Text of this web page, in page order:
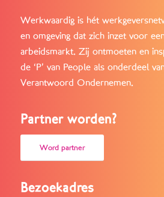
Werkwaardig is hét
en omgeving dat zich inzet voor
arbeidsmarkt. Zij ontmoeten en
de ‘P’ van People als onderdeel
Verantwoord Ondernemen.
Partner worden?
Word partner
Bezoekadres